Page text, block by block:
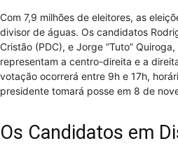
Com 7,9 milhões de eleitores, as
divisor de águas. Os candidatos
Cristão (PDC), e Jorge “Tuto”
representam a centro-direita e a
votação ocorrerá entre 9h e 17h,
presidente tomará posse em 8 de
Os Candidatos em